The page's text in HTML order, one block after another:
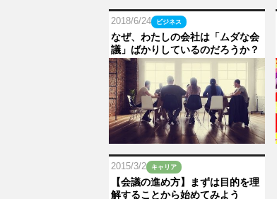
2018/6/24 ビジネス
なぜ、わたしの会社は「ムダな会
議」ばかりしているのだろうか？
2015/3/2 キャリア
【会議の進め方】まずは目的を理
解することから始めてみよう